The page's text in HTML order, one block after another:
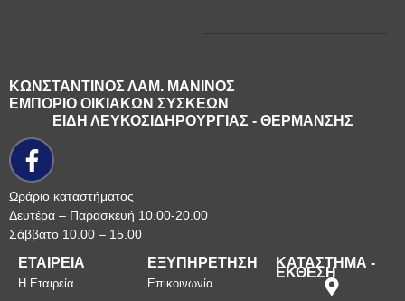
ΚΩΝΣΤΑΝΤΙΝΟΣ ΛΑΜ. ΜΑΝΙΝΟΣ
ΕΜΠΟΡΙΟ ΟΙΚΙΑΚΩΝ ΣΥΣΚΕΩΝ
ΕΙΔΗ ΛΕΥΚΟΣΙΔΗΡΟΥΡΓΙΑΣ - ΘΕΡΜΑΝΣΗΣ
Ωράριο καταστήματος
Δευτέρα – Παρασκευή 10.00-20.00
Σάββατο 10.00 – 15.00
ΕΤΑΙΡΕΙΑ
Η Εταιρεία
ΕΞΥΠΗΡΕΤΗΣΗ
Επικοινωνία
ΚΑΤΑΣΤΗΜΑ -
ΕΚΘΕΣΗ